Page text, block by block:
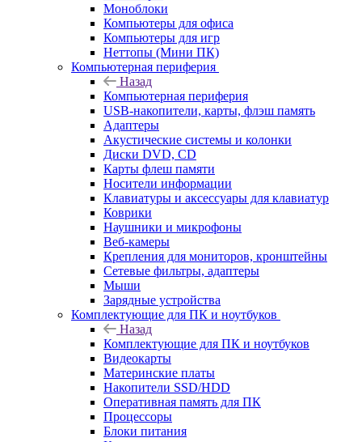
Моноблоки
Компьютеры для офиса
Компьютеры для игр
Неттопы (Мини ПК)
Компьютерная периферия
Назад
Компьютерная периферия
USB-накопители, карты, флэш память
Адаптеры
Акустические системы и колонки
Диски DVD, CD
Карты флеш памяти
Носители информации
Клавиатуры и аксессуары для клавиатур
Коврики
Наушники и микрофоны
Веб-камеры
Крепления для мониторов, кронштейны
Сетевые фильтры, адаптеры
Мыши
Зарядные устройства
Комплектующие для ПК и ноутбуков
Назад
Комплектующие для ПК и ноутбуков
Видеокарты
Материнские платы
Накопители SSD/HDD
Оперативная память для ПК
Процессоры
Блоки питания